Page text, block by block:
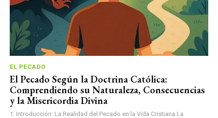
EL PECADO
El Pecado Según la Doctrina Católica:
Comprendiendo su Naturaleza, Consecuencias
y la Misericordia Divina
1. Introducción: La Realidad del Pecado en la Vida Cristiana La